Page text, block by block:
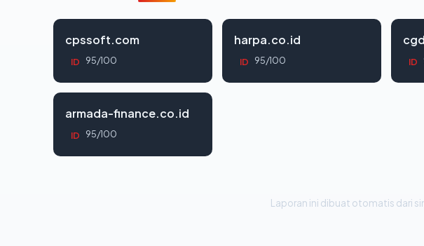
cpssoft.com
ID 95/100
harpa.co.id
ID 95/100 ID
armada-finance.co.id
ID 95/100
Laporan ini dibuat otomatis dari